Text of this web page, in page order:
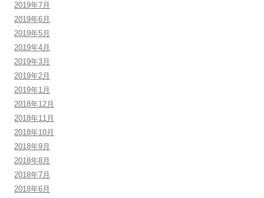
2019年7月
2019年6月
2019年5月
2019年4月
2019年3月
2019年2月
2019年1月
2018年12月
2018年11月
2018年10月
2018年9月
2018年8月
2018年7月
2018年6月